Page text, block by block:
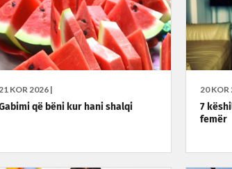
KOR 2026 |
që bëni kur hani shalqi
20 KOR
7
femër